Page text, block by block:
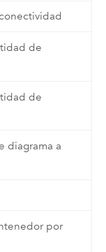
de
de
diagrama a
por